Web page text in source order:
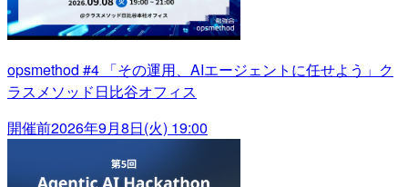
opsmethod #4 「その運用、AIエージェントに任せよう」ク
ラスメソッド日比谷オフィス
開催前2026年9月8日(火) 19:00